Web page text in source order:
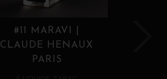
#11 MARAVI |
CLAUDE HENAUX
PARIS